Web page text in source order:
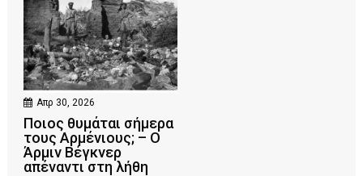
Απρ 30, 2026
Ποιος θυμάται σήμερα
τους Αρμένιους; – Ο
Άρμιν Βέγκνερ
απέναντι στη λήθη